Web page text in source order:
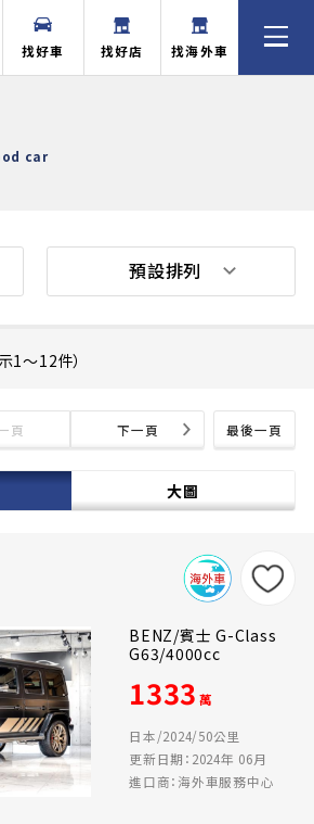
找好車 找好店 找海外車
car
1〜12件）
最後一頁
頁 下一頁
大圖
預設排列
BENZ/賓士 G-Class
G63/4000cc
1333 萬
日本/2024/50公里
更新日期：2024年 06月
進口商：海外車服務中心